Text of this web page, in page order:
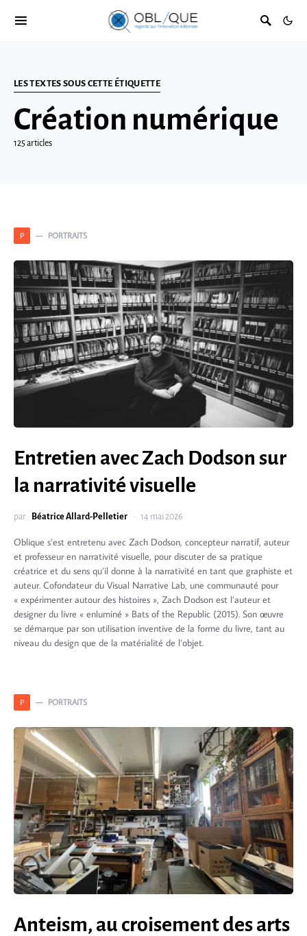
LES TEXTES SOUS CETTE ÉTIQUETTE
Création numérique
125 articles
P PORTRAITS
Entretien avec Zach Dodson sur
la narrativité visuelle
par Béatrice Allard-Pelletier 14 mai 2026
Oblique s’est entretenu avec Zach Dodson, concepteur narratif, auteur
et professeur en narrativité visuelle, pour discuter de sa pratique
créatrice et du sens qu’il donne à la narrativité en tant que graphiste et
auteur. Cofondateur du Visual Narrative Lab, une communauté pour
« expérimenter autour des histoires », Zach Dodson est l’auteur et
designer du livre « enluminé » Bats of the Republic (2015). Son œuvre
se démarque par son utilisation inventive de la forme du livre, tant au
niveau du design que de la matérialité de l’objet.
P PORTRAITS
Anteism, au croisement des arts